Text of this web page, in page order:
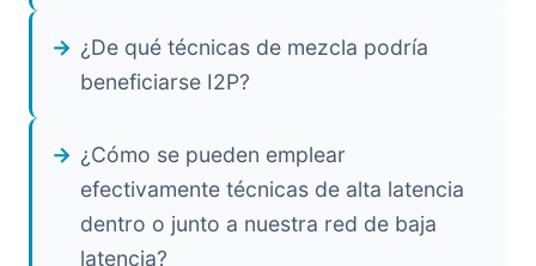
¿De qué técnicas de mezcla podría
beneficiarse I2P?
¿Cómo se pueden emplear
efectivamente técnicas de alta latencia
dentro o junto a nuestra red de baja
latencia?